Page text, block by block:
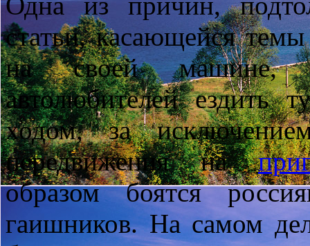
статьи, касающейся
на своей машине,
автолюбителей ездить
ходом, за
передвижения на
образом боятся
гаишников. На самом